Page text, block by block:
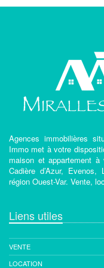
Agences immobilières
Immo met à votre
maison et appartement
Cadière d’Azur,
région Ouest-Var. Vente,
Liens utiles
VENTE
LOCATION